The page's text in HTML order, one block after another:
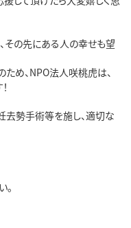
その先にある人の幸せも望
め、NPO法人咲桃虎は、
勢手術等を施し、適切な
。